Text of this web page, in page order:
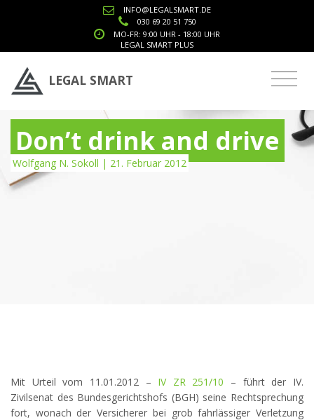
INFO@LEGALSMART.DE
030 69 20 51 750
MO-FR: 9:00 UHR - 18:00 UHR
LEGAL SMART PLUS
LEGAL SMART
Don’t drink and drive
Wolfgang N. Sokoll | 21. Februar 2012
Mit Urteil vom 11.01.2012 – IV ZR 251/10 – führt der IV.
Zivilsenat des Bundesgerichtshofs (BGH) seine Rechtsprechung
fort, wonach der Versicherer bei grob fahrlässiger Verletzung